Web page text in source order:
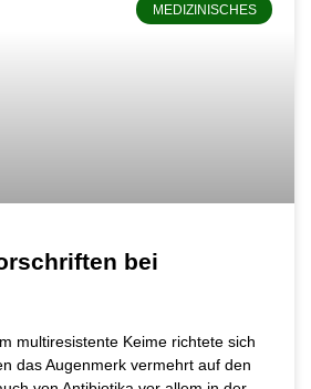
MEDIZINISCHES
bei
multiresistente Keime richtete sich
das Augenmerk vermehrt auf den